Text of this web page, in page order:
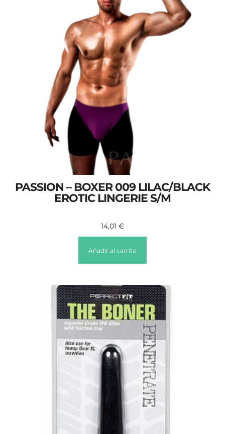
PASSION – BOXER 009 LILAC/BLACK
EROTIC LINGERIE S/M
14,01 €
Añadir al carrito